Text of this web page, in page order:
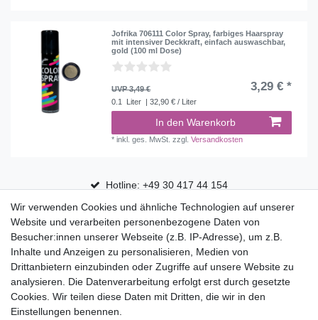
Jofrika 706111 Color Spray, farbiges Haarspray
mit intensiver Deckkraft, einfach auswaschbar,
gold (100 ml Dose)
UVP 3,49 € 3,29 € *
0.1 Liter | 32,90 € / Liter
In den Warenkorb
*inkl. ges. MwSt. zzgl.Versandkosten
Hotline: +49 30 417 44 154
30 Tage Rückgaberecht
Versandfrei ab 75 € in Deutschland
Top Marken
Eduplay
Folia Bringmann
Wir verwenden Cookies und ähnliche Technologien auf unserer
Website und verarbeiten personenbezogene Daten von
Besucher:innen unserer Webseite (z.B. IP-Adresse), um z.B.
Inhalte und Anzeigen zu personalisieren, Medien von
Drittanbietern einzubinden oder Zugriffe auf unsere Website zu
analysieren. Die Datenverarbeitung erfolgt erst durch gesetzte
Cookies. Wir teilen diese Daten mit Dritten, die wir in den
Einstellungen benennen.